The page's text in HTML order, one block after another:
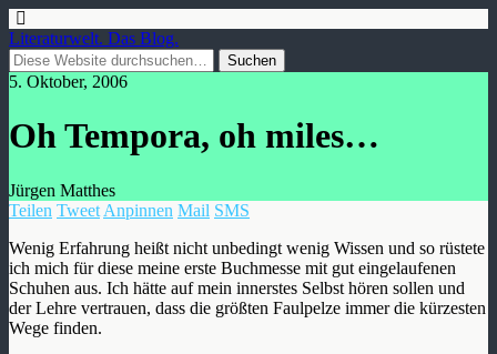
Literaturwelt. Das Blog.
5. Oktober, 2006
Oh Tempora, oh miles…
Jürgen Matthes
Teilen Tweet Anpinnen Mail SMS
Wenig Erfahrung heißt nicht unbedingt wenig Wissen und so rüstete
ich mich für diese meine erste Buchmesse mit gut eingelaufenen
Schuhen aus. Ich hätte auf mein innerstes Selbst hören sollen und
der Lehre vertrauen, dass die größten Faulpelze immer die kürzesten
Wege finden.